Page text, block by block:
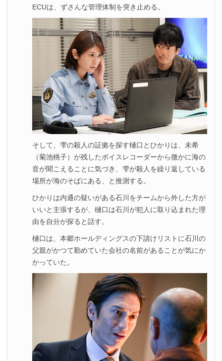
ECUは、ずさんな管理体制を突き止める。
そして、雫の殺人の証拠を探す樋口とひかりは、未希
（菊池桃子）が残したボイスレコーダーから微かに海の
音が聞こえることに気づき、雫が殺人を繰り返している
場所が海のそばにある、と推測する。
ひかりは内通の疑いがある石川をチームから外した方が
いいと主張するが、樋口は石川が犯人に取り込まれた理
由を自分が探ると話す。
樋口は、本郷ホールディングスの下請けリストに石川の
父親がかつて勤めていた会社の名前があることが気にか
かっていた。